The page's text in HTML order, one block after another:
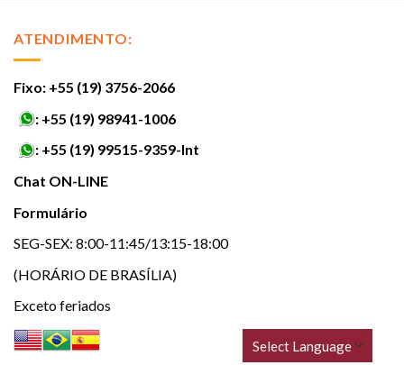
ATENDIMENTO:
Fixo: +55 (19) 3756-2066
: +55 (19) 98941-1006
: +55 (19) 99515-9359-Int
Chat ON-LINE
Formulário
SEG-SEX: 8:00-11:45/13:15-18:00
(HORÁRIO DE BRASÍLIA)
Exceto feriados